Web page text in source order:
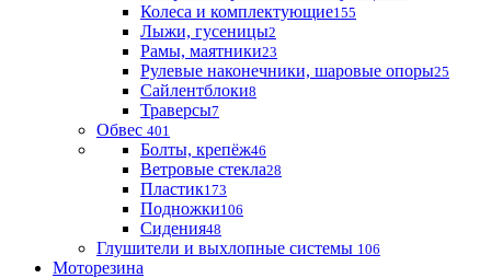
Колеса и комплектующие155
Лыжи, гусеницы2
Рамы, маятники23
Рулевые наконечники, шаровые опоры25
Сайлентблоки8
Траверсы7
Обвес 401
Болты, крепёж46
Ветровые стекла28
Пластик173
Подножки106
Сидения48
Глушители и выхлопные системы 106
Моторезина